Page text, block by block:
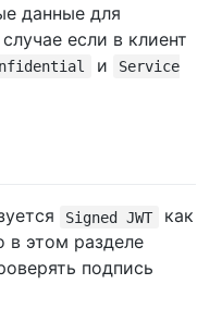
данные для
если в клиент
и
Service
Signed JWT
как
в этом разделе
подпись